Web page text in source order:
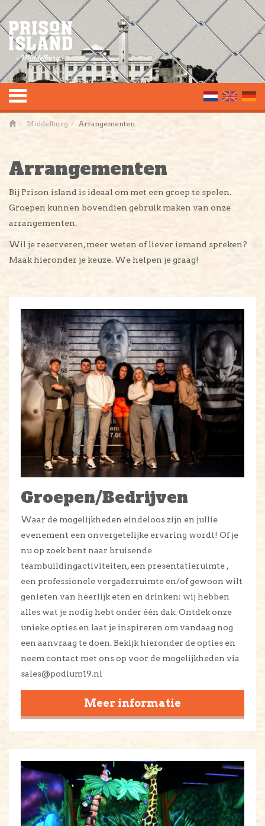
Toggle
navigation
Middelburg Arrangementen
Arrangementen
Bij Prison island is ideaal om met een groep te spelen.
Groepen kunnen bovendien gebruik maken van onze
arrangementen.
Wil je reserveren, meer weten of liever iemand spreken?
Maak hieronder je keuze. We helpen je graag!
Groepen/Bedrijven
Waar de mogelijkheden eindeloos zijn en jullie
evenement een onvergetelijke ervaring wordt! Of je
nu op zoek bent naar bruisende
teambuildingactiviteiten, een presentatieruimte ,
een professionele vergaderruimte en/of gewoon wilt
genieten van heerlijk eten en drinken: wij hebben
alles wat je nodig hebt onder één dak. Ontdek onze
unieke opties en laat je inspireren om vandaag nog
een aanvraag te doen. Bekijk hieronder de opties en
neem contact met ons op voor de mogelijkheden via
sales@podium19.nl
Meer informatie